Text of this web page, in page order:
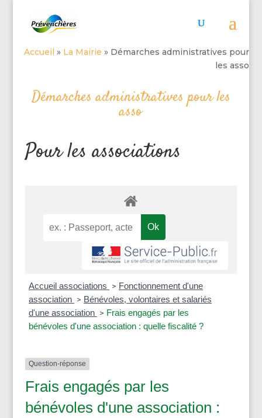
Accueil » La Mairie » Démarches administratives pour
les asso
Démarches administratives pour les
asso
Pour les associations
Accueil associations > Fonctionnement d'une
association > Bénévoles, volontaires et salariés
d'une association > Frais engagés par les
bénévoles d'une association : quelle fiscalité ?
Question-réponse
Frais engagés par les
bénévoles d'une association :